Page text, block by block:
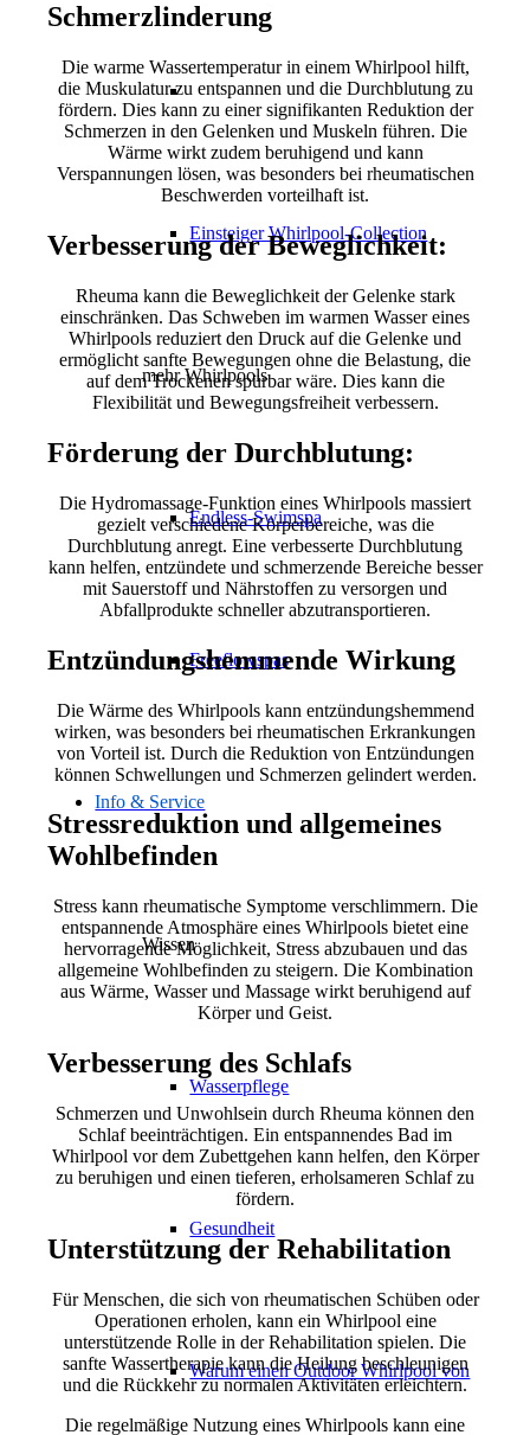
Einsteiger Whirlpool-Collection
mehr Whirlpools
Endless-Swimspa
Freeflowspas
Info & Service
Wissen
Wasserpflege
Gesundheit
Warum einen Outdoor Whirlpool von
Schmerzlinderung
Die warme Wassertemperatur in einem Whirlpool hilft,
die Muskulatur zu entspannen und die Durchblutung zu
fördern. Dies kann zu einer signifikanten Reduktion der
Schmerzen in den Gelenken und Muskeln führen. Die
Wärme wirkt zudem beruhigend und kann
Verspannungen lösen, was besonders bei rheumatischen
Beschwerden vorteilhaft ist.
Verbesserung der Beweglichkeit:
Rheuma kann die Beweglichkeit der Gelenke stark
einschränken. Das Schweben im warmen Wasser eines
Whirlpools reduziert den Druck auf die Gelenke und
ermöglicht sanfte Bewegungen ohne die Belastung, die
auf dem Trockenen spürbar wäre. Dies kann die
Flexibilität und Bewegungsfreiheit verbessern.
Förderung der Durchblutung:
Die Hydromassage-Funktion eines Whirlpools massiert
gezielt verschiedene Körperbereiche, was die
Durchblutung anregt. Eine verbesserte Durchblutung
kann helfen, entzündete und schmerzende Bereiche besser
mit Sauerstoff und Nährstoffen zu versorgen und
Abfallprodukte schneller abzutransportieren.
Entzündungshemmende Wirkung
Die Wärme des Whirlpools kann entzündungshemmend
wirken, was besonders bei rheumatischen Erkrankungen
von Vorteil ist. Durch die Reduktion von Entzündungen
können Schwellungen und Schmerzen gelindert werden.
Stressreduktion und allgemeines
Wohlbefinden
Stress kann rheumatische Symptome verschlimmern. Die
entspannende Atmosphäre eines Whirlpools bietet eine
hervorragende Möglichkeit, Stress abzubauen und das
allgemeine Wohlbefinden zu steigern. Die Kombination
aus Wärme, Wasser und Massage wirkt beruhigend auf
Körper und Geist.
Verbesserung des Schlafs
Schmerzen und Unwohlsein durch Rheuma können den
Schlaf beeinträchtigen. Ein entspannendes Bad im
Whirlpool vor dem Zubettgehen kann helfen, den Körper
zu beruhigen und einen tieferen, erholsameren Schlaf zu
fördern.
Unterstützung der Rehabilitation
Für Menschen, die sich von rheumatischen Schüben oder
Operationen erholen, kann ein Whirlpool eine
unterstützende Rolle in der Rehabilitation spielen. Die
sanfte Wassertherapie kann die Heilung beschleunigen
und die Rückkehr zu normalen Aktivitäten erleichtern.
Die regelmäßige Nutzung eines Whirlpools kann eine